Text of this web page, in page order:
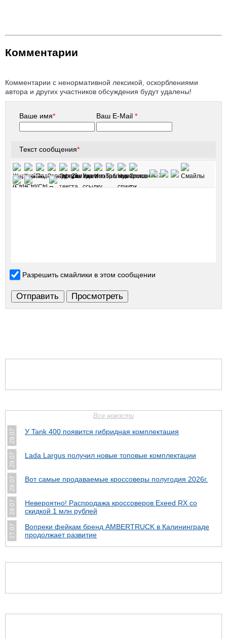
Комментарии
Комментарии с ненормативной лексикой, оскорблениями
автора и других участников обсуждения будут удалены!
Ваше имя* Ваш E-Mail*
Текст сообщения*
Разрешить смайлики в этом сообщении
Все новости
29.07 У Tank 400 появится гибридная комплектация
29.07 Lada Largus получил новые топовые комплектации
28.07 Вот самые продаваемые кроссоверы полугодия 2026г.
28.07
Невероятно! Распродажа кроссоверов Exeed RX со
скидкой 1 млн рублей
27.07
Вопреки фейкам бренд AMBERTRUCK в Калининграде
продолжает развитие